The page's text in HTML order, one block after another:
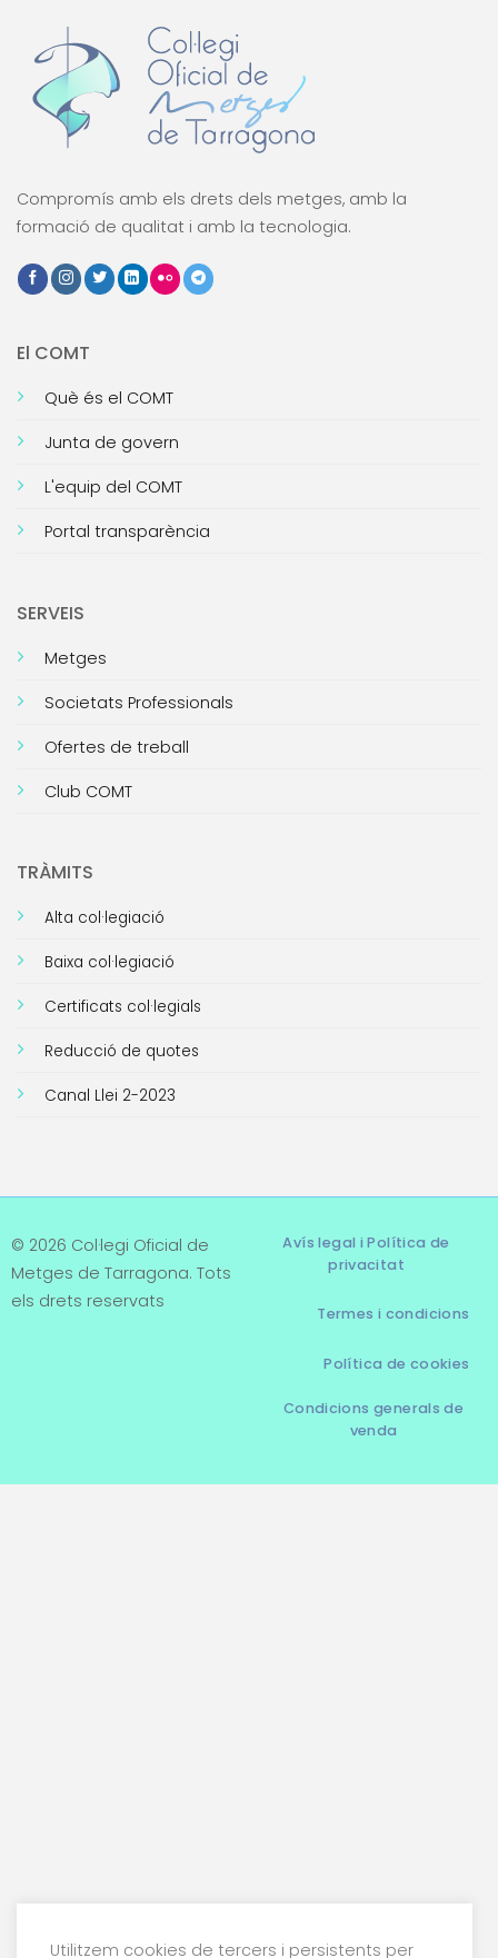
Compromís amb els drets dels metges, amb la
formació de qualitat i amb la tecnologia.
El COMT
Què és el COMT
Junta de govern
L'equip del COMT
Portal transparència
SERVEIS
Metges
Societats Professionals
Ofertes de treball
Club COMT
TRÀMITS
Alta col·legiació
Baixa col·legiació
Certificats col·legials
Reducció de quotes
Canal Llei 2-2023
© 2026 Col·legi Oficial de
Metges de Tarragona. Tots
els drets reservats
Avís legal i Política de
privacitat
Termes i condicions
Política de cookies
Condicions generals de
venda
Utilitzem cookies de tercers i persistents per